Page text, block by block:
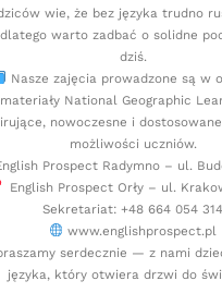
wie, że bez języka trudno
warto zadbać o solidne
dziś.
Nasze zajęcia prowadzone są w
materiały National Geographic
nowoczesne i
możliwości uczniów.
Prospect Radymno – ul.
English Prospect Orły – ul.
Sekretariat: +48 664 054 314
www.englishprospect.pl
serdecznie — z nami
języka, który otwiera drzwi do